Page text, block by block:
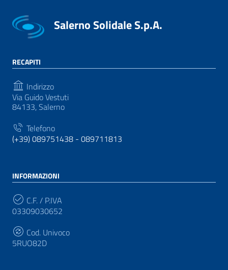
Salerno Solidale S.p.A.
RECAPITI
Indirizzo
Via Guido Vestuti
84133, Salerno
Telefono
(+39) 089751438 - 089711813
INFORMAZIONI
C.F. / P.IVA
03309030652
Cod. Univoco
5RUO82D